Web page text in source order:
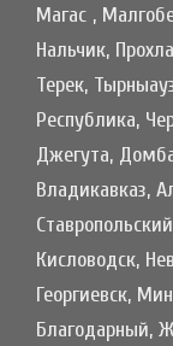
Магас ,
Нальчик,
Терек,
Республика,
Джегута,
Владикавказ,
Кисловодск,
Георгиевск,
Благодарный,